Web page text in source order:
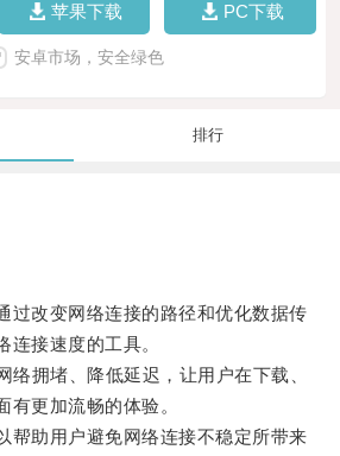
苹果下载 PC下载
安卓市场，安全绿色
排行
改变网络连接的路径和优化数据传
连接速度的工具。
拥堵、降低延迟，让用户在下载、
有更加流畅的体验。
助用户避免网络连接不稳定所带来